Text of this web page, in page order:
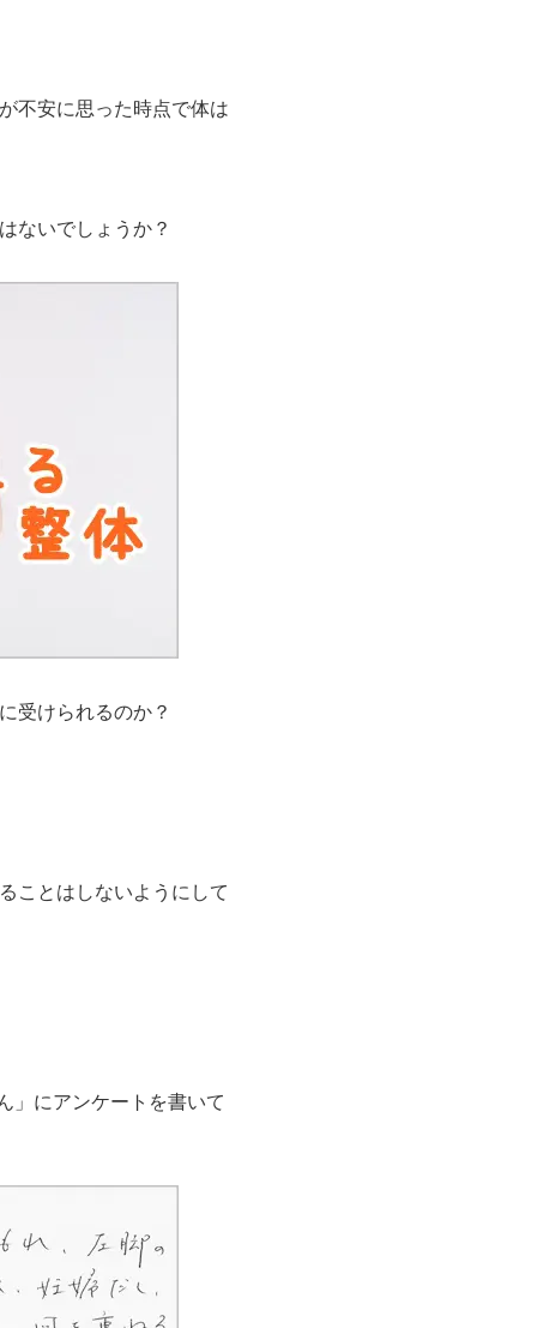
不安に思った時点で体は
ないでしょうか？
受けられるのか？
ことはしないようにして
」にアンケートを書いて